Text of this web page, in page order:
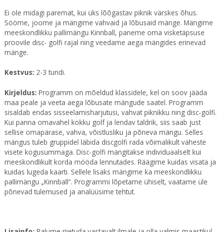
Ei ole midagi paremat, kui üks lõõgastav piknik värskes õhus.
Sööme, joome ja mängime vahvaid ja lõbusaid mänge. Mängime
meeskondlikku pallimängu Kinnball, paneme oma visketäpsuse
proovile disc- golfi rajal ning veedame aega mängides erinevad
mänge.
Kestvus: 2-3 tundi.
Kirjeldus: Programm on mõeldud klassidele, kel on soov jääda
maa peale ja veeta aega lõbusate mängude saatel. Programm
sisaldab endas sisseelamisharjutusi, vahvat piknikku ning disc-golfi.
Kui panna omavahel kokku golf ja lendav taldrik, siis saab just
sellise omapärase, vahva, võistlusliku ja põneva mängu. Selles
mängus tuleb gruppidel läbida discgolfi rada võimalikult väheste
visete kogusummaga. Disc-golfi mängitakse individuaalselt kui
meeskondlikult korda mööda lennutades. Räägime kuidas visata ja
kuidas lugeda kaarti. Sellele lisaks mängime ka meeskondlikku
pallimängu „Kinnball“. Programmi lõpetame ühiselt, vaatame üle
põnevad tulemused ja analüüsime tehtut.